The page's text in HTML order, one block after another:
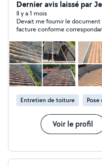
Étanchéité, Traitement
réaliser vos projets.
Dernier avis laissé par
Il y a 1 mois
Devait me fournir le
facture conforme correspondant à mon devis.
sous traitant Net Habitat. je
des travaux exécuter les
tenus pour le moment. j
que mes documents
Entretien de toiture
Voir le profil